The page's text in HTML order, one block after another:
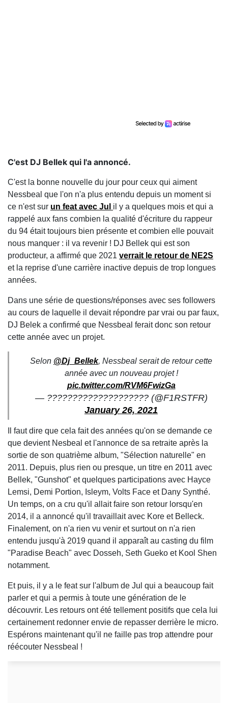
C'est DJ Bellek qui l'a annoncé.
C'est la bonne nouvelle du jour pour ceux qui aiment
Nessbeal que l'on n'a plus entendu depuis un moment si
ce n'est sur un feat avec Jul il y a quelques mois et qui a
rappelé aux fans combien la qualité d'écriture du rappeur
du 94 était toujours bien présente et combien elle pouvait
nous manquer : il va revenir ! DJ Bellek qui est son
producteur, a affirmé que 2021 verrait le retour de NE2S
et la reprise d'une carrière inactive depuis de trop longues
années.
Dans une série de questions/réponses avec ses followers
au cours de laquelle il devait répondre par vrai ou par faux,
DJ Belek a confirmé que Nessbeal ferait donc son retour
cette année avec un projet.
Selon @Dj_Bellek, Nessbeal serait de retour cette
année avec un nouveau projet !
pic.twitter.com/RVM6FwizGa
— ???????????????????? (@F1RSTFR)
January 26, 2021
Il faut dire que cela fait des années qu'on se demande ce
que devient Nesbeal et l'annonce de sa retraite après la
sortie de son quatrième album, "Sélection naturelle" en
2011. Depuis, plus rien ou presque, un titre en 2011 avec
Bellek, "Gunshot" et quelques participations avec Hayce
Lemsi, Demi Portion, Isleym, Volts Face et Dany Synthé.
Un temps, on a cru qu'il allait faire son retour lorsqu'en
2014, il a annoncé qu'il travaillait avec Kore et Belleck.
Finalement, on n'a rien vu venir et surtout on n'a rien
entendu jusqu'à 2019 quand il apparaît au casting du film
"Paradise Beach" avec Dosseh, Seth Gueko et Kool Shen
notamment.
Et puis, il y a le feat sur l'album de Jul qui a beaucoup fait
parler et qui a permis à toute une génération de le
découvrir. Les retours ont été tellement positifs que cela lui
certainement redonner envie de repasser derrière le micro.
Espérons maintenant qu'il ne faille pas trop attendre pour
réécouter Nessbeal !